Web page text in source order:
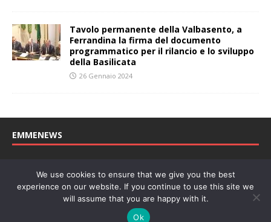
Tavolo permanente della Valbasento, a
Ferrandina la firma del documento
programmatico per il rilancio e lo sviluppo
della Basilicata
26 Gennaio 2024
EMMENEWS
27/04/2011. Direttore Responsabile: Concetta Monzo, Editore: Deah
soc. coop. P. Iva: 01219430772
, un marchio di
We use cookies to ensure that we give you the best
experience on our website. If you continue to use this site we
will assume that you are happy with it.
Ok